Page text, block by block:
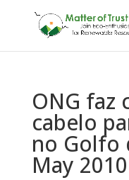
ONG faz
cabelo
no Golfo
May 2010